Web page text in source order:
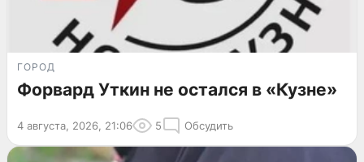
ГОРОД
Форвард Уткин не остался в «Кузне»
4 августа, 2026, 21:06 5 Обсудить